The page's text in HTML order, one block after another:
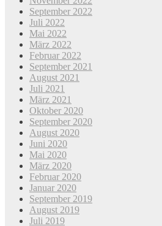
September 2022
Juli 2022
Mai 2022
März 2022
Februar 2022
September 2021
August 2021
Juli 2021
März 2021
Oktober 2020
September 2020
August 2020
Juni 2020
Mai 2020
März 2020
Februar 2020
Januar 2020
September 2019
August 2019
Juli 2019